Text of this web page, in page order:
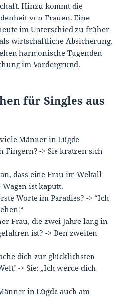
Hinzu kommt die
von Frauen. Eine
im Unterschied zu früher
wirtschaftliche Absicherung,
harmonische Tugenden
im Vordergrund.
für Singles aus
Männer in Lügde
Fingern? -> Sie kratzen sich
dass eine Frau im Weltall
Wagen ist kaputt.
Worte im Paradies? -> “Ich
Frau, die zwei Jahre lang in
ist? -> Den zweiten
dich zur glücklichsten
-> Sie: „Ich werde dich
in Lügde auch am